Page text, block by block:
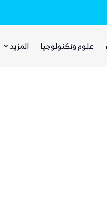
علوم وتكنولوجيا المزيد